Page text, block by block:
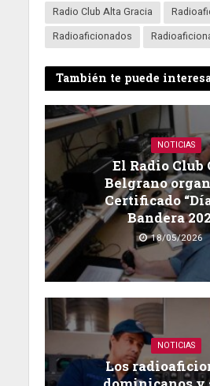
Radio Club Alta Gracia
Radioaficionados
También te puede
NOTICIAS
El Radio Club
Belgrano
Certificado
Bandera
18/05/2026
NOTICIAS
Los